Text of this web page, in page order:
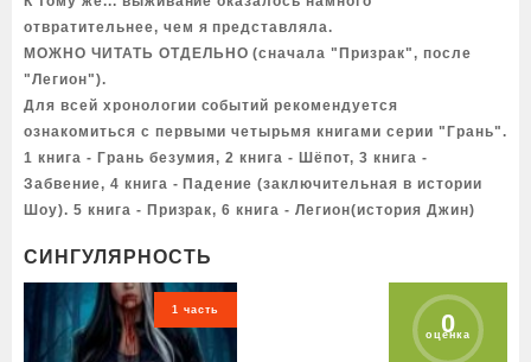
отвратительнее, чем я представляла.
МОЖНО ЧИТАТЬ ОТДЕЛЬНО (сначала "Призрак", после
"Легион").
Для всей хронологии событий рекомендуется
ознакомиться с первыми четырьмя книгами серии "Грань".
1 книга - Грань безумия, 2 книга - Шёпот, 3 книга -
Забвение, 4 книга - Падение (заключительная в истории
Шоу). 5 книга - Призрак, 6 книга - Легион(история Джин)
СИНГУЛЯРНОСТЬ
1 часть 0
оценка